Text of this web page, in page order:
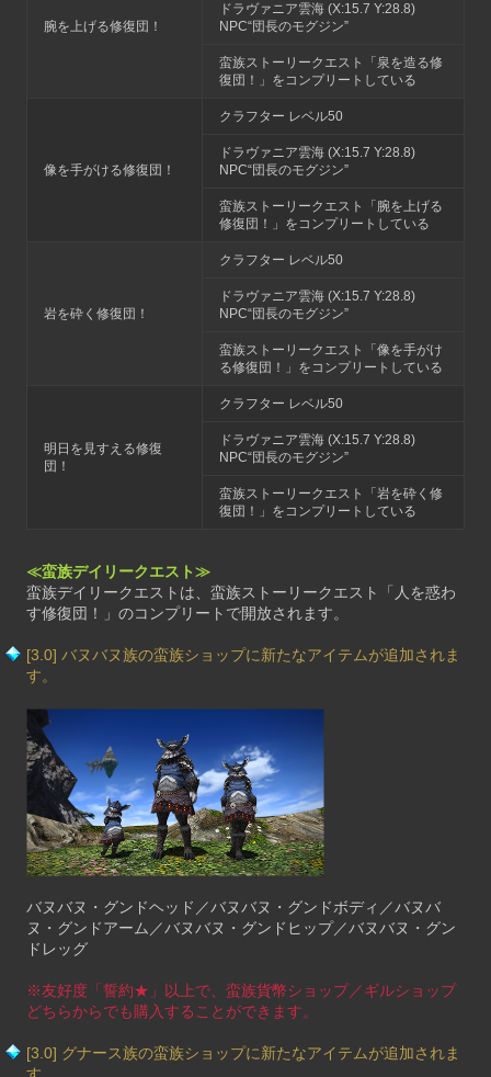
腕を上げる修復団！
ドラヴァニア雲海 (X:15.7 Y:28.8)
NPC“団長のモグジン”
蛮族ストーリークエスト「泉を造る修
復団！」をコンプリートしている
像を手がける修復団！
クラフター レベル50
ドラヴァニア雲海 (X:15.7 Y:28.8)
NPC“団長のモグジン”
蛮族ストーリークエスト「腕を上げる
修復団！」をコンプリートしている
岩を砕く修復団！
クラフター レベル50
ドラヴァニア雲海 (X:15.7 Y:28.8)
NPC“団長のモグジン”
蛮族ストーリークエスト「像を手がけ
る修復団！」をコンプリートしている
明日を見すえる修復
団！
クラフター レベル50
ドラヴァニア雲海 (X:15.7 Y:28.8)
NPC“団長のモグジン”
蛮族ストーリークエスト「岩を砕く修
復団！」をコンプリートしている
≪蛮族デイリークエスト≫
蛮族デイリークエストは、蛮族ストーリークエスト「人を惑わ
す修復団！」のコンプリートで開放されます。
[3.0] バヌバヌ族の蛮族ショップに新たなアイテムが追加されま
す。
バヌバヌ・グンドヘッド／バヌバヌ・グンドボディ／バヌバ
ヌ・グンドアーム／バヌバヌ・グンドヒップ／バヌバヌ・グン
ドレッグ
※友好度「誓約★」以上で、蛮族貨幣ショップ／ギルショップ
どちらからでも購入することができます。
[3.0] グナース族の蛮族ショップに新たなアイテムが追加されま